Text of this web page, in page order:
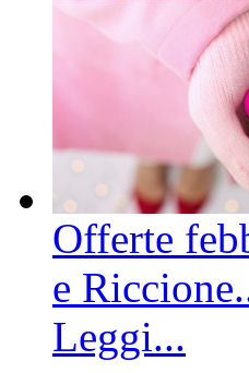
Offerte
e
Leggi...